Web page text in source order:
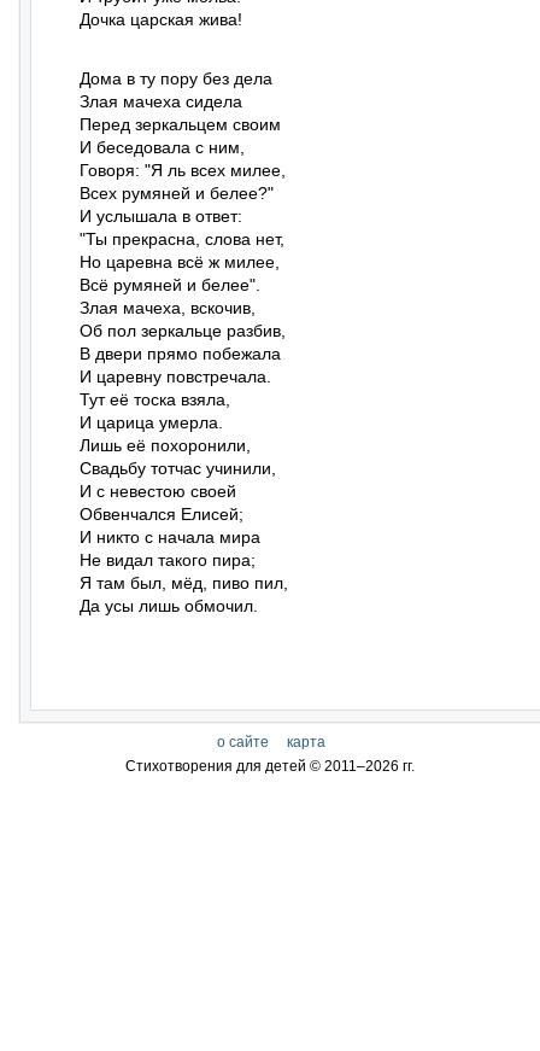
Дочка царская жива!
Дома в ту пору без дела
Злая мачеха сидела
Перед зеркальцем своим
И беседовала с ним,
Говоря: "Я ль всех милее,
Всех румяней и белее?"
И услышала в ответ:
"Ты прекрасна, слова нет,
Но царевна всё ж милее,
Всё румяней и белее".
Злая мачеха, вскочив,
Об пол зеркальце разбив,
В двери прямо побежала
И царевну повстречала.
Тут её тоска взяла,
И царица умерла.
Лишь её похоронили,
Свадьбу тотчас учинили,
И с невестою своей
Обвенчался Елисей;
И никто с начала мира
Не видал такого пира;
Я там был, мёд, пиво пил,
Да усы лишь обмочил.
о сайте
карта
Стихотворения для детей © 2011–2026 гг.